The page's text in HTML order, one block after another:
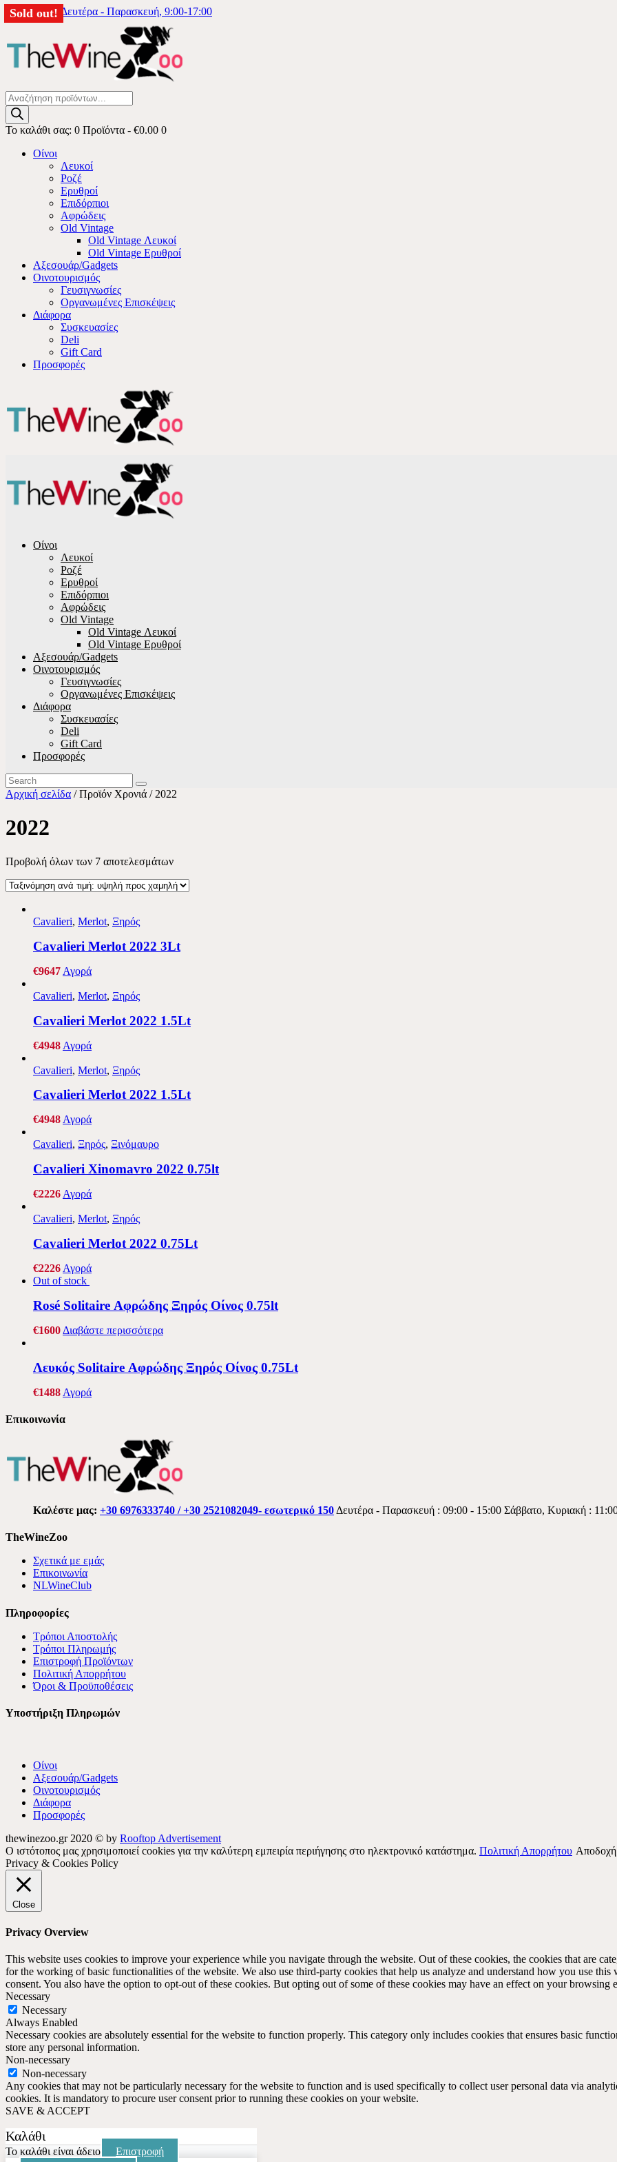
6976333740 Δευτέρα - Παρασκευή, 9:00-17:00
Products
search
Το καλάθι σας: 0 Προϊόντα - €0.00 0
Οίνοι
Λευκοί
Ροζέ
Ερυθροί
Επιδόρπιοι
Αφρώδεις
Old Vintage
Old Vintage Λευκοί
Old Vintage Ερυθροί
Αξεσουάρ/Gadgets
Οινοτουρισμός
Γευσιγνωσίες
Οργανωμένες Επισκέψεις
Διάφορα
Συσκευασίες
Deli
Gift Card
Προσφορές
Οίνοι
Λευκοί
Ροζέ
Ερυθροί
Επιδόρπιοι
Αφρώδεις
Old Vintage
Old Vintage Λευκοί
Old Vintage Ερυθροί
Αξεσουάρ/Gadgets
Οινοτουρισμός
Γευσιγνωσίες
Οργανωμένες Επισκέψεις
Διάφορα
Συσκευασίες
Deli
Gift Card
Προσφορές
Αρχική σελίδα / Προϊόν Χρονιά / 2022
2022
Προβολή όλων των 7 αποτελεσμάτων
Cavalieri, Merlot, Ξηρός
Cavalieri Merlot 2022 3Lt
€9647 Αγορά
Cavalieri, Merlot, Ξηρός
Cavalieri Merlot 2022 1.5Lt
€4948 Αγορά
Cavalieri, Merlot, Ξηρός
Cavalieri Merlot 2022 1.5Lt
€4948Αγορά
Cavalieri, Ξηρός, Ξινόμαυρο
Cavalieri Xinomavro 2022 0.75lt
€2226 Αγορά
Cavalieri, Merlot, Ξηρός
Cavalieri Merlot 2022 0.75Lt
€2226 Αγορά
Out of stock
Sold out!
Rosé Solitaire Αφρώδης Ξηρός Οίνος 0.75lt
€1600 Διαβάστε περισσότερα
Λευκός Solitaire Αφρώδης Ξηρός Οίνος 0.75Lt
€1488 Αγορά
Επικοινωνία
Καλέστε μας: +30 6976333740 / +30 2521082049- εσωτερικό 150 Δευτέρα - Παρασκευή : 09:00 - 15:00 Σάββατο, Κυριακή :
TheWineZoo
Σχετικά με εμάς
Επικοινωνία
NLWineClub
Πληροφορίες
Τρόποι Αποστολής
Τρόποι Πληρωμής
Επιστροφή Προϊόντων
Πολιτική Απορρήτου
Όροι & Προϋποθέσεις
Υποστήριξη Πληρωμών
Οίνοι
Αξεσουάρ/Gadgets
Οινοτουρισμός
Διάφορα
Προσφορές
thewinezoo.gr 2020 © by Rooftop Advertisement
Ο ιστότοπος μας χρησιμοποιεί cookies για την καλύτερη εμπειρία περιήγησης στο ηλεκτρονικό κατάστημα. Πολιτική Απορρήτου Αποδοχή
Privacy & Cookies Policy
Close
Privacy Overview
This website uses cookies to improve your experience while you navigate through the website. Out of these cookies, the cookies that are
for the working of basic functionalities of the website. We also use third-party cookies that help us analyze and understand how you use
consent. You also have the option to opt-out of these cookies. But opting out of some of these cookies may have an effect on your browsing
Necessary
Necessary
Always Enabled
Necessary cookies are absolutely essential for the website to function properly. This category only includes cookies that ensures basic
store any personal information.
Non-necessary
Non-necessary
Any cookies that may not be particularly necessary for the website to function and is used specifically to collect user personal data via
cookies. It is mandatory to procure user consent prior to running these cookies on your website.
SAVE & ACCEPT
Καλάθι
Το καλάθι είναι άδειο Επιστροφή